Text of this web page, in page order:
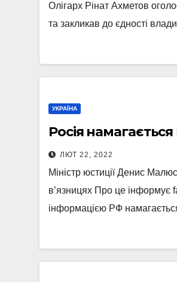
Олігарх Рінат Ахметов
та закликав до єдності
УКРАЇНА
Росія
ЛЮТ 22, 2022
Міністр юстиції Денис
в’язницях Про це інформує
інформацією РФ